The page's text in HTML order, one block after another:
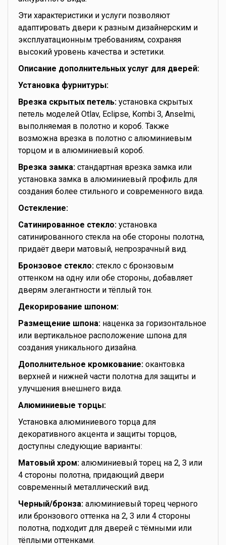
Эти характеристики и услуги позволяют
адаптировать двери к разным дизайнерским и
эксплуатационным требованиям, сохраняя
высокий уровень качества и эстетики.
Описание дополнительных услуг для дверей:
Установка фурнитуры:
Врезка скрытых петель: установка скрытых
петель моделей Otlav, Eclipse, Kombi 3, Anselmi,
выполняемая в полотно и короб. Также
возможна врезка в полотно с алюминиевым
торцом и в алюминиевый короб.
Врезка замка: стандартная врезка замка или
установка замка в алюминиевый профиль для
создания более стильного и современного вида.
Остекление:
Сатинированное стекло: установка
сатинированного стекла на обе стороны полотна,
придаёт двери матовый, непрозрачный вид.
Бронзовое стекло: стекло с бронзовым
оттенком на одну или обе стороны, добавляет
дверям элегантности и тёплый тон.
Декорирование шпоном:
Размещение шпона: наценка за горизонтальное
или вертикальное расположение шпона для
создания уникального дизайна.
Дополнительное кромкование: окантовка
верхней и нижней части полотна для защиты и
улучшения внешнего вида.
Алюминиевые торцы:
Установка алюминиевого торца для
декоративного акцента и защиты торцов,
доступны следующие варианты:
Матовый хром: алюминиевый торец на 2, 3 или
4 стороны полотна, придающий двери
современный металлический вид.
Черный/бронза: алюминиевый торец черного
или бронзового оттенка на 2, 3 или 4 стороны
полотна, подходит для дверей с тёмными или
тёплыми оттенками.